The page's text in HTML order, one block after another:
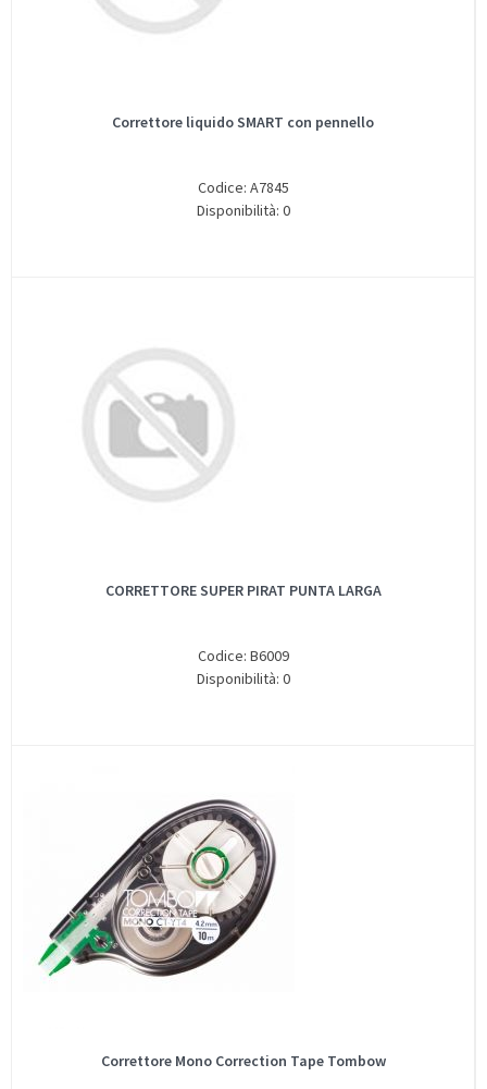
Correttore liquido SMART con pennello
Codice: A7845
Disponibilità: 0
CORRETTORE SUPER PIRAT PUNTA LARGA
Codice: B6009
Disponibilità: 0
Correttore Mono Correction Tape Tombow